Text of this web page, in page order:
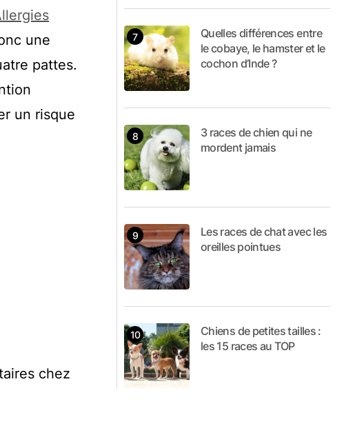
une
pattes.
un risque
chez
Quelles différences entre
le cobaye, le hamster et le
cochon d’Inde ?
3 races de chien qui ne
mordent jamais
Les races de chat avec les
oreilles pointues
Chiens de petites tailles :
les 15 races au TOP